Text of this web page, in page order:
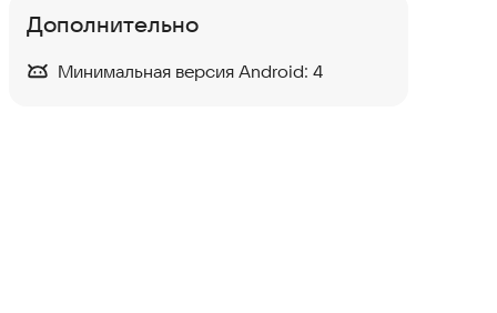
Дополнительно
Минимальная версия Android: 4